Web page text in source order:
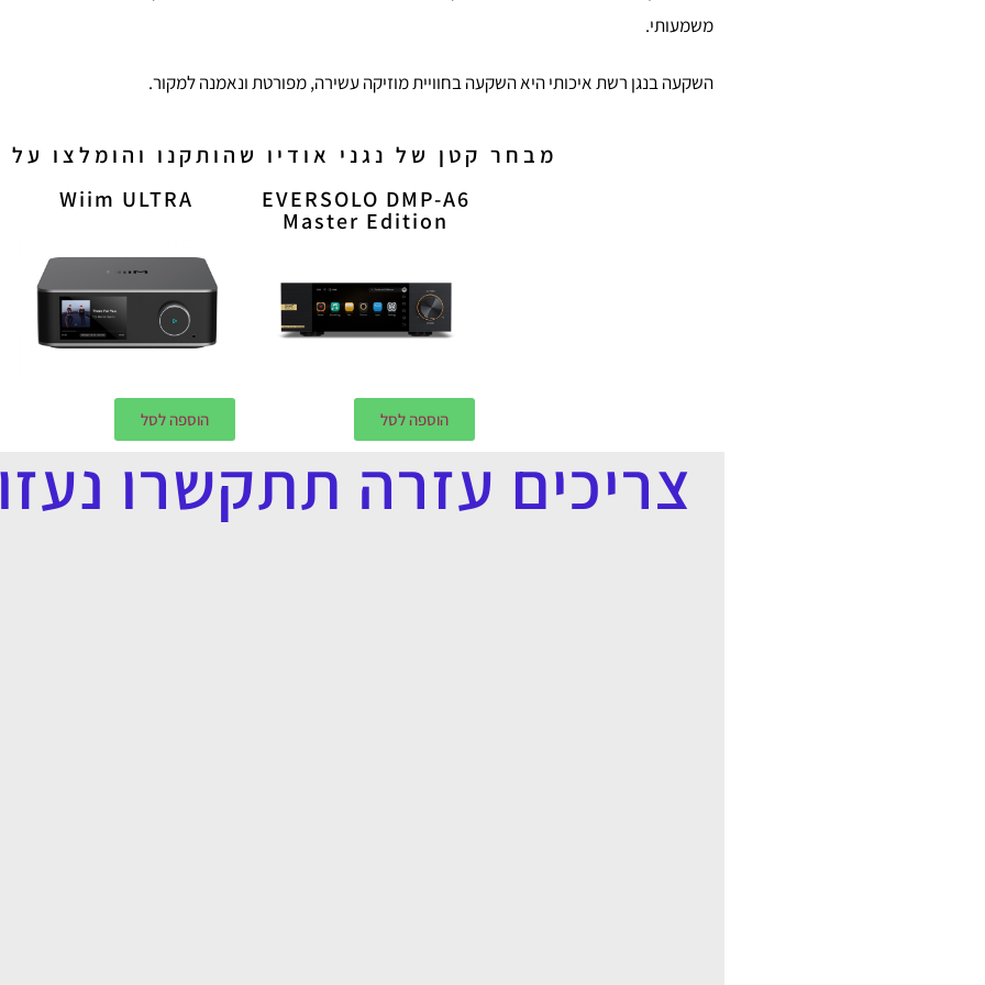
משמעותי.
השקעה בנגן רשת איכותי היא השקעה בחוויית מוזיקה עשירה, מפורטת ונאמנה למקור.
מבחר קטן של נגני אודיו שהותקנו והומלצו על
EVERSOLO DMP-A6
Master Edition
הוספה לסל
Wiim ULTRA
הוספה לסל
צריכים עזרה תתקשרו